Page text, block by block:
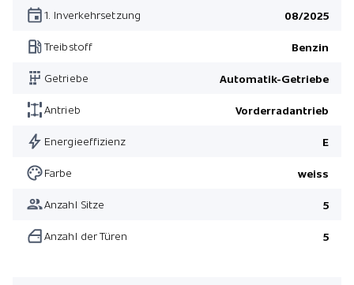
1. Inverkehrsetzung 08/2025
Treibstoff Benzin
Getriebe Automatik-Getriebe
Antrieb Vorderradantrieb
Energieeffizienz E
Farbe weiss
Anzahl Sitze 5
Anzahl der Türen 5